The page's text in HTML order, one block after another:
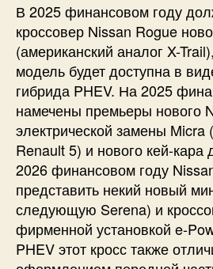
В 2025 финансовом году
кроссовер Nissan Rogue
(американский аналог X-
модель будет доступна в
гибрида PHEV. На 2025
намечены премьеры нового
электрической замены Micra
Renault 5) и нового кей-
2026 финансовом году
представить некий новый
следующую Serena) и
фирменной установкой e-
PHEV этот кросс также